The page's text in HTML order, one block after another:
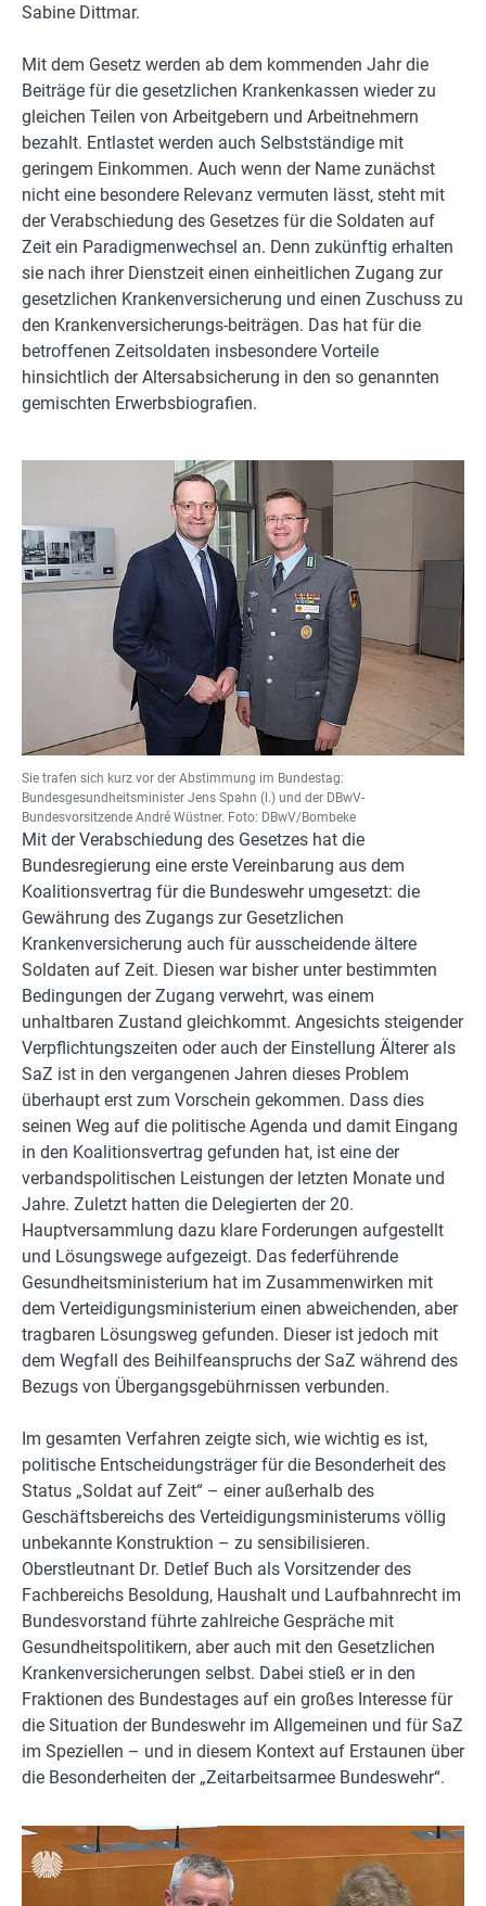
Sabine Dittmar.
Mit dem Gesetz werden ab dem kommenden Jahr die
Beiträge für die gesetzlichen Krankenkassen wieder zu
gleichen Teilen von Arbeitgebern und Arbeitnehmern
bezahlt. Entlastet werden auch Selbstständige mit
geringem Einkommen. Auch wenn der Name zunächst
nicht eine besondere Relevanz vermuten lässt, steht mit
der Verabschiedung des Gesetzes für die Soldaten auf
Zeit ein Paradigmenwechsel an. Denn zukünftig erhalten
sie nach ihrer Dienstzeit einen einheitlichen Zugang zur
gesetzlichen Krankenversicherung und einen Zuschuss zu
den Krankenversicherungs-beiträgen. Das hat für die
betroffenen Zeitsoldaten insbesondere Vorteile
hinsichtlich der Altersabsicherung in den so genannten
gemischten Erwerbsbiografien.
Sie trafen sich kurz vor der Abstimmung im Bundestag:
Bundesgesundheitsminister Jens Spahn (l.) und der DBwV-
Bundesvorsitzende André Wüstner. Foto: DBwV/Bombeke
Mit der Verabschiedung des Gesetzes hat die
Bundesregierung eine erste Vereinbarung aus dem
Koalitionsvertrag für die Bundeswehr umgesetzt: die
Gewährung des Zugangs zur Gesetzlichen
Krankenversicherung auch für ausscheidende ältere
Soldaten auf Zeit. Diesen war bisher unter bestimmten
Bedingungen der Zugang verwehrt, was einem
unhaltbaren Zustand gleichkommt. Angesichts steigender
Verpflichtungszeiten oder auch der Einstellung Älterer als
SaZ ist in den vergangenen Jahren dieses Problem
überhaupt erst zum Vorschein gekommen. Dass dies
seinen Weg auf die politische Agenda und damit Eingang
in den Koalitionsvertrag gefunden hat, ist eine der
verbandspolitischen Leistungen der letzten Monate und
Jahre. Zuletzt hatten die Delegierten der 20.
Hauptversammlung dazu klare Forderungen aufgestellt
und Lösungswege aufgezeigt. Das federführende
Gesundheitsministerium hat im Zusammenwirken mit
dem Verteidigungsministerium einen abweichenden, aber
tragbaren Lösungsweg gefunden. Dieser ist jedoch mit
dem Wegfall des Beihilfeanspruchs der SaZ während des
Bezugs von Übergangsgebührnissen verbunden.
Im gesamten Verfahren zeigte sich, wie wichtig es ist,
politische Entscheidungsträger für die Besonderheit des
Status „Soldat auf Zeit“ – einer außerhalb des
Geschäftsbereichs des Verteidigungsministerums völlig
unbekannte Konstruktion – zu sensibilisieren.
Oberstleutnant Dr. Detlef Buch als Vorsitzender des
Fachbereichs Besoldung, Haushalt und Laufbahnrecht im
Bundesvorstand führte zahlreiche Gespräche mit
Gesundheitspolitikern, aber auch mit den Gesetzlichen
Krankenversicherungen selbst. Dabei stieß er in den
Fraktionen des Bundestages auf ein großes Interesse für
die Situation der Bundeswehr im Allgemeinen und für SaZ
im Speziellen – und in diesem Kontext auf Erstaunen über
die Besonderheiten der „Zeitarbeitsarmee Bundeswehr“.